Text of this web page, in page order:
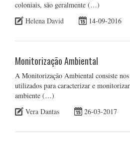
coloniais, são geralmente (…)
Helena David
14-09-2016
Monitorização Ambiental
A Monitorização Ambiental consiste nos
utilizados para caracterizar e
ambiente (…)
Vera Dantas
26-03-2017